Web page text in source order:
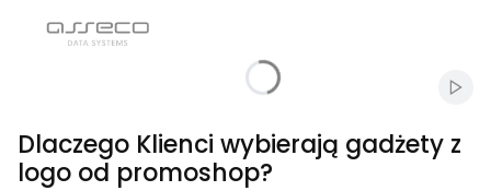
Dlaczego Klienci wybierają gadżety z
logo od promoshop?